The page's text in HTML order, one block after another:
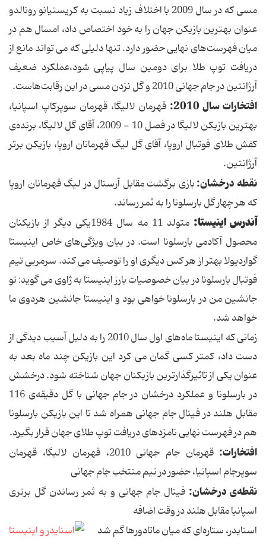
مسی كه در سال 2009 با اختلاف زیاد نسبت به كریستیانو رونالدو
عنوان بهترین بازیكن جهان را به خود اختصاص داد، امسال هم در
میان فهرست‌های نهایی حضور دارد. تنها دلیلی كه می تواند مانع از
دریافت توپ طلا برای دومین سال پیاپی شود،‌عملكرد ضعیف
آرژانتین در جام جهانی 2010 و گل نزدن مسی در این رقابت‌هاست.
افتخارات سال 2010:
قهرمان لالیگا، قهرمان سوپركاپ اسپانیا،
بهترین بازیكن لالیگا در فصل 10 - 2009، آقای گل لالیگا، برنده‌ی
كفش طلای فوتبال اروپا، آقای گل لیگ قهرمانان اروپا، بازیكن برتر
آرژانتین.
نقطه درخشان:بازی برگشت مقابل آرسنال در لیگ قهرمانان اروپا
كه هر چهار گل بارسلونا را به ثمر رساند.
آندرس اینیستا:
متولد 11 مه سال 1984یكی دیگر از بازیكنان
محصول آكادمی بارسلونا است. در بیان ویژگی‌های خاص اینیستا
گواردیولا بهتر از هر كس دیگری او را توصیف می كند. سرمربی تیم
فوتبال بارسلونا در بیان خصوصیات بارز اینیستا به ژاوی می گوید: تو
جانشین من در بارسلونا خواهی بود و اینیستا جانشین هردوی ما
خواهد شد.
زمانی كه اینیستا ماه‌های اول سال 2010 را به دلیل آسیب دیدگی از
دست داد، كمتر كسی گمان می كرد این بازیكن چند ماه بعد به
عنوان یكی از تاثیرگذارترین بازیكنان جهان شناخته شود. درخشش
در بارسلونا و عملكرد درخشان در جام جهانی با گل دقیقه‌ی 116
مقابل هلند در فینال جام جهانی همراه شد تا این بازیكن بارسلونا
هم در فهرست نهایی نامزدهای دریافت توپ طلای جهان قرار بگیرد.
افتخارات:
قهرمان جام جهانی 2010، قهرمان لالیگا، قهرمان
سوپرجام اسپانیا، حضور در تیم منتخب جام جهانی
نقطه‌ی درخشان: فینال جام جهانی و به ثمر رساندن گل برتری
اسپانیا مقابل هلند در وقت اضافه
اسنایدر، ستاره‌ای كه میان ماتادورها گم شد